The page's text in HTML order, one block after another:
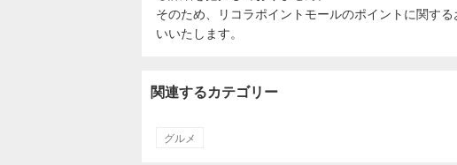
そのため、リコラポイントモールのポイントに関す
いいたします。
関連するカテゴリー
グルメ